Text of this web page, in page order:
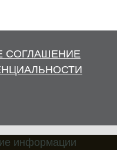
СОГЛАШЕНИЕ
информации